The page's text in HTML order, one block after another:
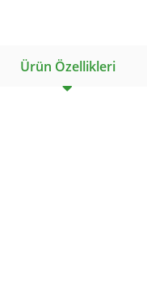
Ürün Özellikleri